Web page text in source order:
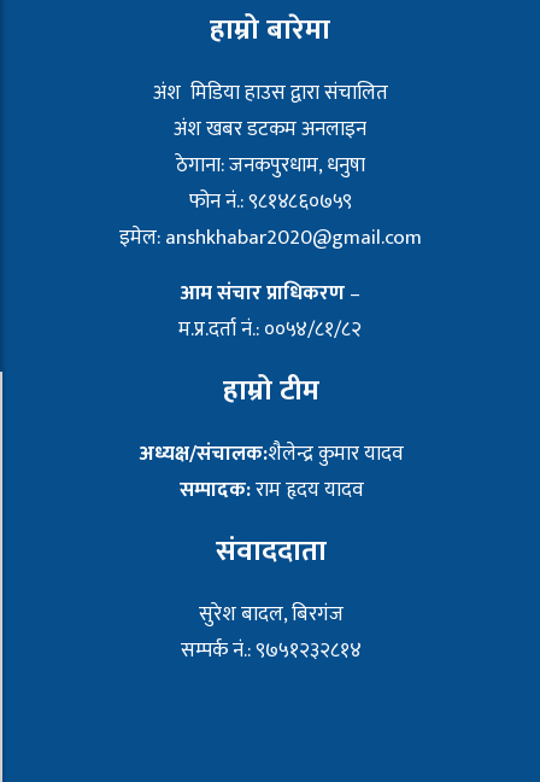
हाम्रो बारेमा
अंश मिडिया हाउस द्वारा संचालित
अंश खबर डटकम अनलाइन
ठेगाना: जनकपुरधाम, धनुषा
फोन नं.: ९८१४८६०७५९
इमेल:anshkhabar2020@gmail.com
आम संचार प्राधिकरण–
म.प्र.दर्ता नं.: ००५४/८१/८२
हाम्रो टीम
अध्यक्ष/संचालक:शैलेन्द्र कुमार यादव
सम्पादक:राम हृदय यादव
संवाददाता
सुरेश बादल, बिरगंज
सम्पर्क नं.: ९७५१२३२८१४